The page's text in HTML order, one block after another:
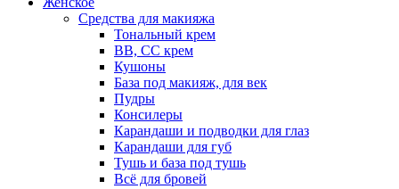
Средства для макияжа
Тональный крем
BB, CC крем
Кушоны
База под макияж, для век
Пудры
Консилеры
Карандаши и подводки для глаз
Карандаши для губ
Тушь и база под тушь
Всё для бровей